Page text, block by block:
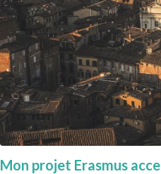
Mon projet Erasmus